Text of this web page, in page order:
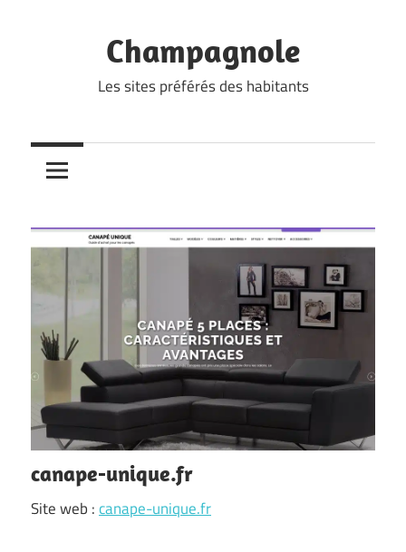
Champagnole
Les sites préférés des habitants
canape-unique.fr
Site web :canape-unique.fr